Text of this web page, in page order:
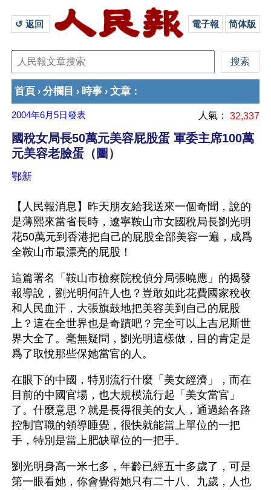
↺ 返回 電子報 简体版
首頁 › 分欄目 › 時事 › 文章 ：
2004年6月5日發表 人氣： 32,337
國稅女局長50萬元美容屁股蛋 軍委主席100萬
元美容老臉蛋（圖）
鄂新
【人民報消息】昨天朋友給我送來一個奇聞，說的
是薄熙來當省長時，遼寧鞍山市女國稅局長劉光明
花50萬元到香港把自己的屁股全部美容一遍，成爲
全鞍山市最漂亮的屁股！
這篇署名「鞍山市檢察院稅偵分局張曉應」的揭發
報導說，劉光明何許人也？豈敢如此花費國家稅收
和人民血汗，大張旗鼓地把美容美到自己的屁股
上？這在全世界也是奇蹟吧？完全可以上吉尼斯世
界大全了。毫無疑問，劉光明這樣做，目的肯定是
爲了取悅那些保她當官的人。
在眼下的中國，特別流行什麼「美女經濟」，而在
目前的中國官場，也大規模流行起「美女當官」
了。什麼意思？就是長得很美的女人，通過給各路
控制官職的領導睡覺，很快就能當上單位的一把
手，特別是當上肥缺單位的一把手。
劉光明身高一米七多，年齡已經五十多歲了，可是
第一眼看她，你會覺得她只有二十八、九歲，人也